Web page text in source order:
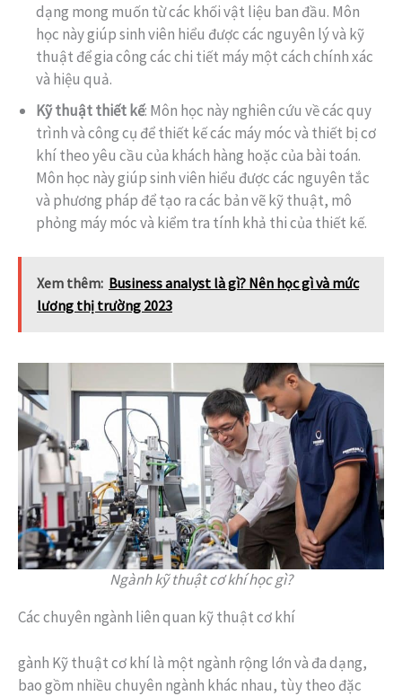
dạng mong muốn từ các khối vật liệu ban đầu. Môn
học này giúp sinh viên hiểu được các nguyên lý và kỹ
thuật để gia công các chi tiết máy một cách chính xác
và hiệu quả.
Kỹ thuật thiết kế: Môn học này nghiên cứu về các quy
trình và công cụ để thiết kế các máy móc và thiết bị cơ
khí theo yêu cầu của khách hàng hoặc của bài toán.
Môn học này giúp sinh viên hiểu được các nguyên tắc
và phương pháp để tạo ra các bản vẽ kỹ thuật, mô
phỏng máy móc và kiểm tra tính khả thi của thiết kế.
Xem thêm: Business analyst là gì? Nên học gì và mức
lương thị trường 2023
Ngành kỹ thuật cơ khí học gì?
Các chuyên ngành liên quan kỹ thuật cơ khí
gành Kỹ thuật cơ khí là một ngành rộng lớn và đa dạng,
bao gồm nhiều chuyên ngành khác nhau, tùy theo đặc